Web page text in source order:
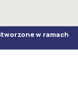
w ramach